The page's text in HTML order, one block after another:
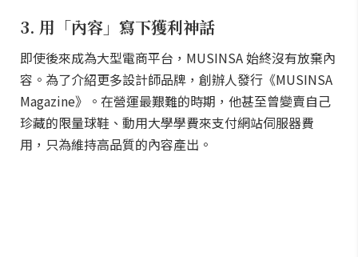
3. 用「內容」寫下獲利神話
即使後來成為大型電商平台，MUSINSA 始終沒有放棄內
容。為了介紹更多設計師品牌，創辦人發行《MUSINSA
Magazine》。在營運最艱難的時期，他甚至曾變賣自己
珍藏的限量球鞋、動用大學學費來支付網站伺服器費
用，只為維持高品質的內容產出。